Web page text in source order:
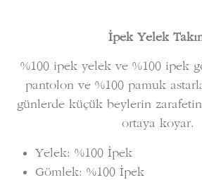
İpek Yelek
%100 ipek yelek ve %100 ipek
pantolon ve %100 pamuk
günlerde küçük beylerin
ortaya koyar.
Yelek: %100 İpek
Gömlek: %100 İpek